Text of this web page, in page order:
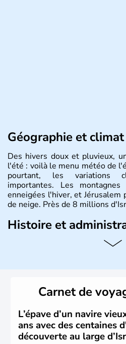
Géographie et climat
Des hivers doux et pluvieux,
l'été : voilà le menu météo de
pourtant, les variations
importantes. Les
enneigées l'hiver, et Jérusalem
de neige. Près de 8 millions
Histoire et
L'Israël est un état de la
vrai essor économique dans
Carnet de
L’épave d’un navire
ans avec des centaines
découverte au large